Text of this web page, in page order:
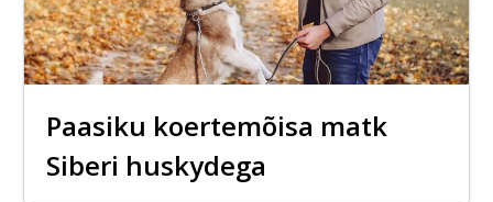
Paasiku koertemõisa matk
Siberi huskydega